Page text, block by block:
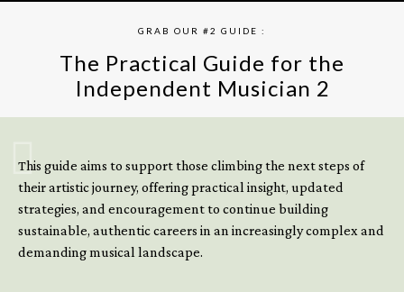
GRAB OUR #2 GUIDE :
The Practical Guide for the
Independent Musician 2
This guide aims to support those climbing the next steps of
their artistic journey, offering practical insight, updated
strategies, and encouragement to continue building
sustainable, authentic careers in an increasingly complex and
demanding musical landscape.